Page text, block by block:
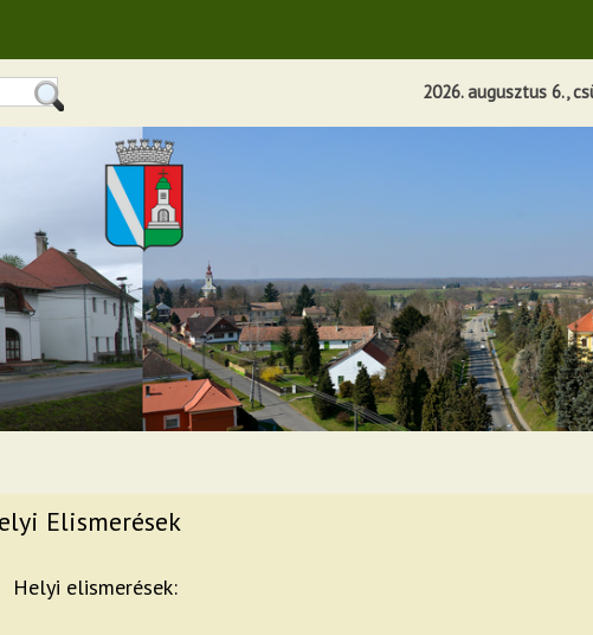
2026. augusztus 6.,
Elismerések
Helyi elismerések: